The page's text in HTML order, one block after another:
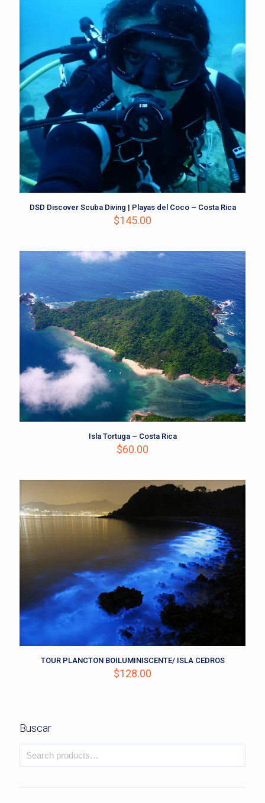
DSD Discover Scuba Diving | Playas del Coco – Costa Rica
$145.00
Isla Tortuga – Costa Rica
$60.00
TOUR PLANCTON BOILUMINISCENTE/ ISLA CEDROS
$128.00
Buscar